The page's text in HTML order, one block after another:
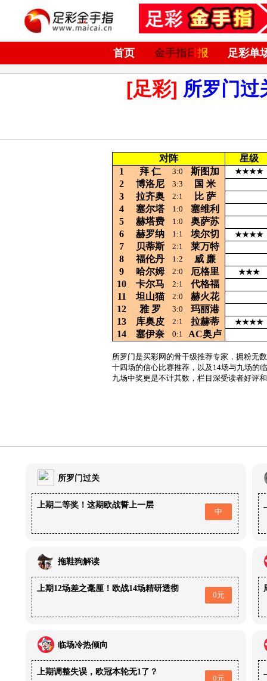
首页 金手指日报 足彩单
[足彩] 所罗门过
对阵
星级
1
拜 仁 3:0 斯图加 ★★★★
2 博洛尼 3:3 国 米
3
拉齐奥 2:1 比 萨
4
塞尔塔 1:0
塞维利
5
赫塔费 1:0
奥萨苏
6
赫罗纳 1:1 埃尔切 ★★★★
7 贝蒂斯 2:1
莱万特
8
福伦丹 1:2 威 廉
9
哈尔姆 2:0 厄格里 ★★★
10 卡尔马 2:1
代格福
11
坦山猫 2:0
赫火花
12
雅 罗 3:0
玛丽港
13
库奥皮 2:1 拉赫蒂 ★★★★
14 塞伊奈 0:1 AC奥卢
所罗门是买彩网的骨干级推荐专家，拥粉无
十四场的信心比赛推荐，以及14场与九场的
九场中奖更是不计其数，栏目深受读者好评
所罗门过关
上期二等奖！这期欧战誓上一层
中
拖鞋狗解读
上期12场差之毫厘！欧战14场精研透彻
0元
临场冷热倾向
上期调整失误，欧冠本轮无1了？
0元